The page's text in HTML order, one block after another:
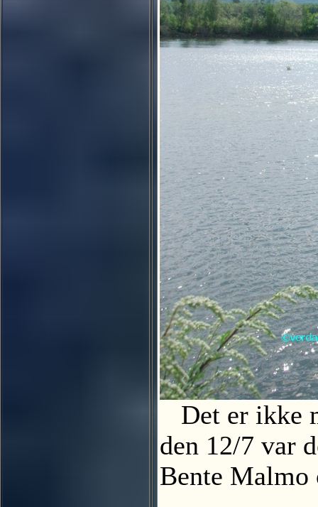
Det er ikke
den 12/7 var
Bente